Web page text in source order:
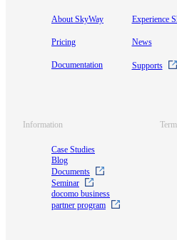
About SkyWay
Pricing
Documentation
Experience
News
Supports
Information
Case Studies
Blog
Documents
Seminar
docomo business
partner program